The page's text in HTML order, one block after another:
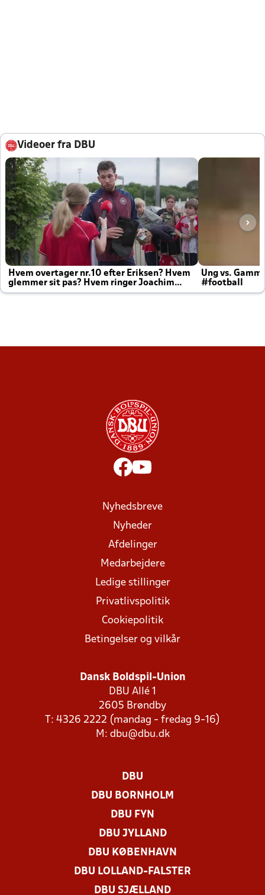
Videoer fra DBU
Hvem overtager nr.10 efter Eriksen? Hvem
glemmer sit pas? Hvem ringer Joachim
altid til efter kampe?
Ung vs.
#football
Nyhedsbreve
Nyheder
Afdelinger
Medarbejdere
Ledige stillinger
Privatlivspolitik
Cookiepolitik
Betingelser og vilkår
Dansk Boldspil-Union
DBU Allé 1
2605 Brøndby
T: 4326 2222 (mandag - fredag 9-16)
M: dbu@dbu.dk
DBU
DBU BORNHOLM
DBU FYN
DBU JYLLAND
DBU KØBENHAVN
DBU LOLLAND-FALSTER
DBU SJÆLLAND